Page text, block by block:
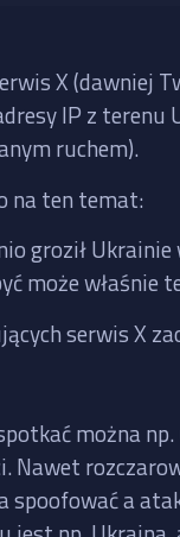
X (dawniej
IP z terenu
ruchem).
na ten temat:
groził
może właśnie
serwis X
można
Nawet
spoofować a